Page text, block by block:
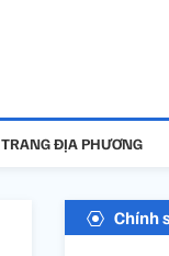
TRANG ĐỊA PHƯƠNG
Chính